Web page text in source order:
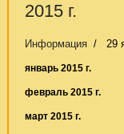
2015 г.
Информация 29
январь 2015 г.
февраль 2015 г.
март 2015 г.